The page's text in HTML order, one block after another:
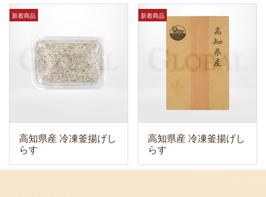
新着商品
高知県産 冷凍釜揚げし
らす
新着商品
高知県産 冷凍釜揚げし
らす